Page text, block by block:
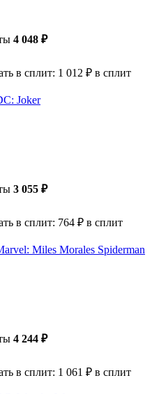
4 048 ₽
в сплит: 1 012 ₽ в сплит
Joker
3 055 ₽
в сплит: 764 ₽ в сплит
Miles Morales Spiderman
4 244 ₽
в сплит: 1 061 ₽ в сплит